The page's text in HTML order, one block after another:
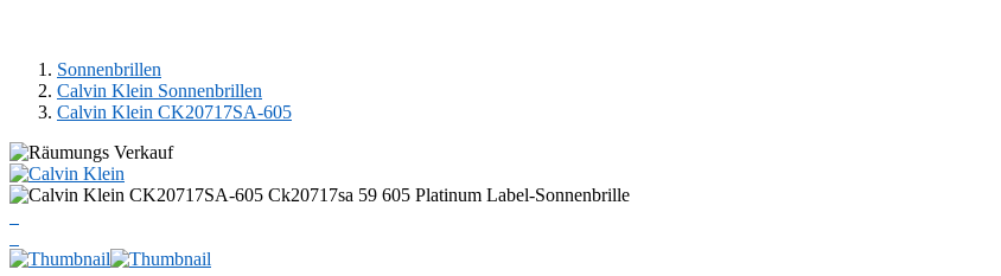
Sonnenbrillen
Calvin Klein Sonnenbrillen
Calvin Klein CK20717SA-605